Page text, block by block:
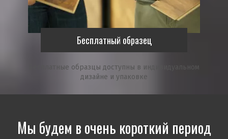
Бесплатный образец
Бесплатные образцы доступны в индивидуальном
дизайне и упаковке
Мы будем в очень короткий период